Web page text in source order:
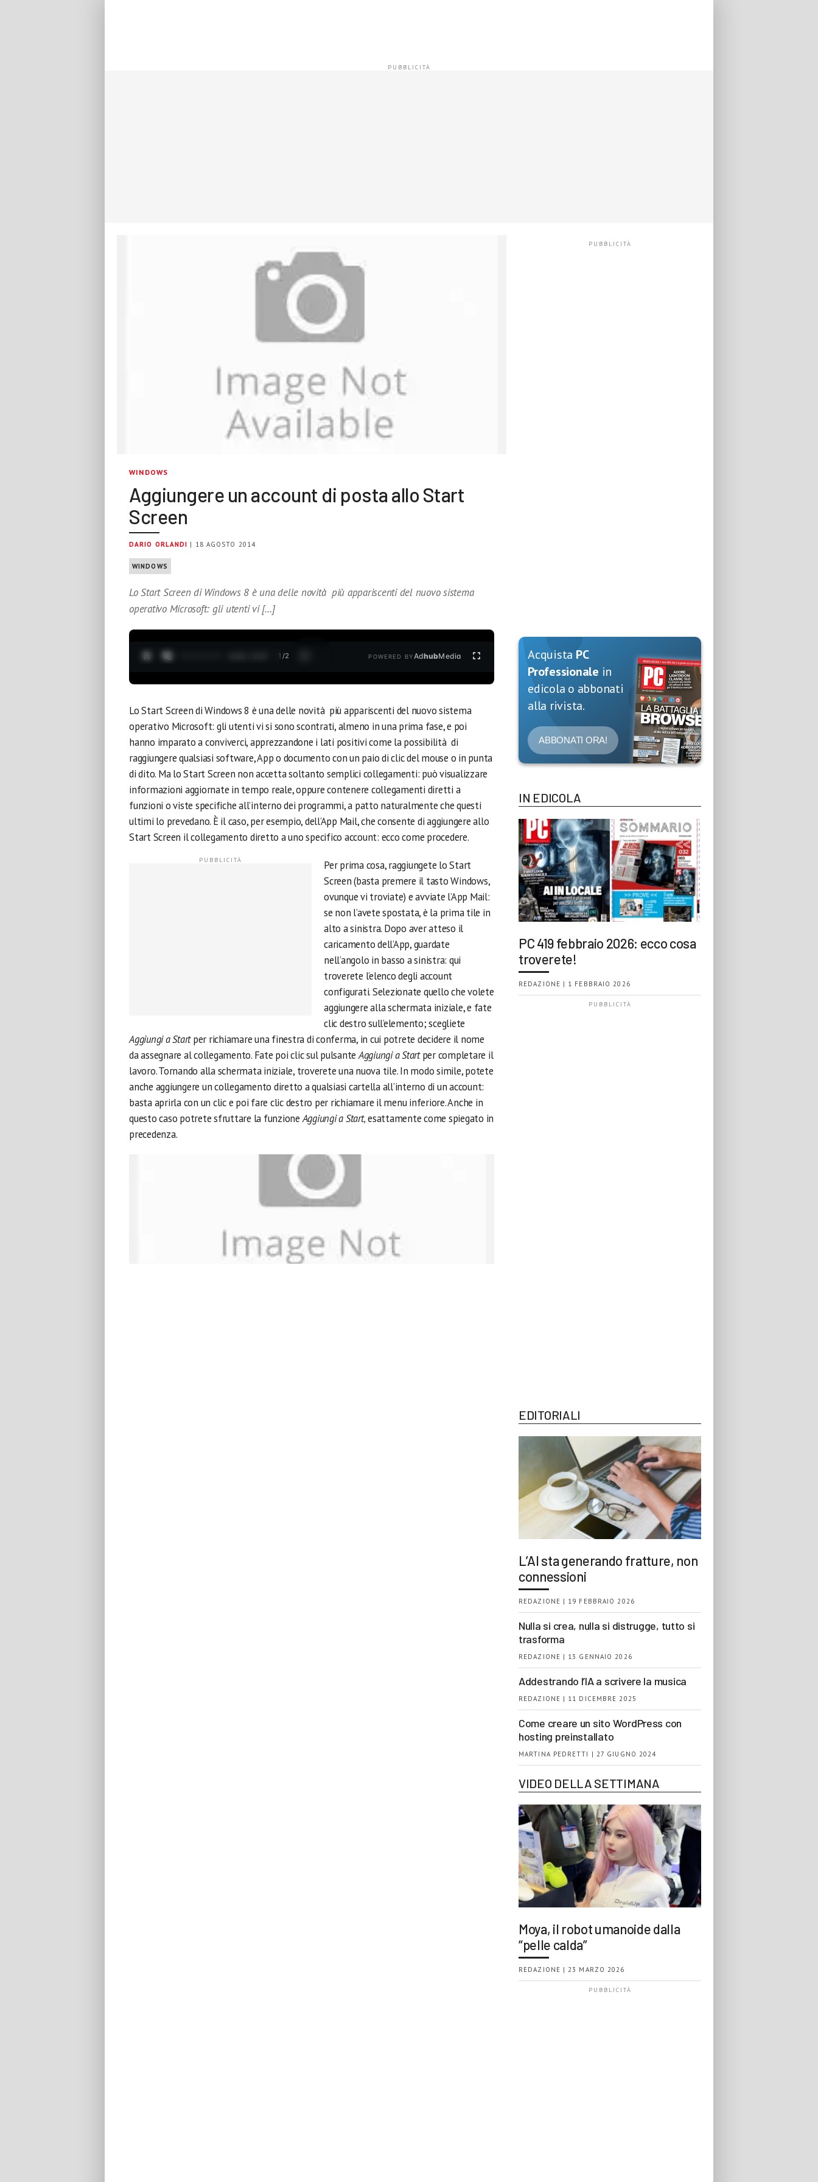
WINDOWS
Aggiungere un account di posta allo Start
Screen
DARIO ORLANDI | 18 AGOSTO 2014
WINDOWS
Lo Start Screen di Windows 8 è una delle novità più appariscenti del nuovo sistema
operativo Microsoft: gli utenti vi […]
1 /2 POWERED BYAdhubMedia
Lo Start Screen di Windows 8 è una delle novità più appariscenti del nuovo sistema
operativo Microsoft: gli utenti vi si sono scontrati, almeno in una prima fase, e poi
hanno imparato a conviverci, apprezzandone i lati positivi come la possibilità di
raggiungere qualsiasi software, App o documento con un paio di clic del mouse o in punta
di dito. Ma lo Start Screen non accetta soltanto semplici collegamenti: può visualizzare
informazioni aggiornate in tempo reale, oppure contenere collegamenti diretti a
funzioni o viste specifiche all’interno dei programmi, a patto naturalmente che questi
ultimi lo prevedano. È il caso, per esempio, dell’App Mail, che consente di aggiungere allo
Start Screen il collegamento diretto a uno specifico account: ecco come procedere.
Per prima cosa, raggiungete lo Start
Screen (basta premere il tasto Windows,
ovunque vi troviate) e avviate l’App Mail:
se non l’avete spostata, è la prima tile in
alto a sinistra. Dopo aver atteso il
caricamento dell’App, guardate
nell’angolo in basso a sinistra: qui
troverete l’elenco degli account
configurati. Selezionate quello che volete
aggiungere alla schermata iniziale, e fate
clic destro sull’elemento; scegliete
Aggiungi a Startper richiamare una finestra di conferma, in cui potrete decidere il nome
da assegnare al collegamento. Fate poi clic sul pulsanteAggiungi a Startper completare il
lavoro. Tornando alla schermata iniziale, troverete una nuova tile. In modo simile, potete
anche aggiungere un collegamento diretto a qualsiasi cartella all’interno di un account:
basta aprirla con un clic e poi fare clic destro per richiamare il menu inferiore. Anche in
questo caso potrete sfruttare la funzioneAggiungi a Start,esattamente come spiegato in
precedenza.
Acquista PC
Professionale in
edicola o abbonati
alla rivista.
ABBONATI ORA!
IN EDICOLA
PC 419 febbraio 2026: ecco cosa
troverete!
REDAZIONE | 1 FEBBRAIO 2026
EDITORIALI
L’AI sta generando fratture, non
connessioni
REDAZIONE | 19 FEBBRAIO 2026
Nulla si crea, nulla si distrugge, tutto si
trasforma
REDAZIONE | 13 GENNAIO 2026
Addestrando l’IA a scrivere la musica
REDAZIONE | 11 DICEMBRE 2025
Come creare un sito WordPress con
hosting preinstallato
MARTINA PEDRETTI | 27 GIUGNO 2024
VIDEO DELLA SETTIMANA
Moya, il robot umanoide dalla
“pelle calda”
REDAZIONE | 23 MARZO 2026